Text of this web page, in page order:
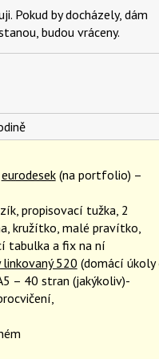
Pokud by docházely, dám
budou vráceny.
eurodesek(na portfolio) –
propisovací tužka, 2
kružítko, malé pravítko,
tabulka a fix na ní
linkovaný 520 (domácí úkoly
– 40 stran (jakýkoliv)-